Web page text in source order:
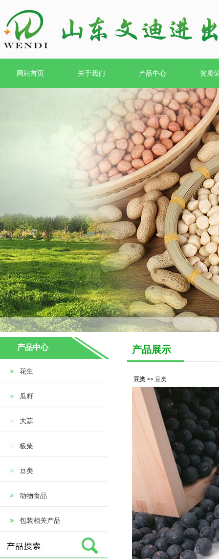
网站首页 关于我们 产品中心 资质
产品中心
花生
瓜籽
大蒜
板栗
豆类
动物食品
包装相关产品
产品展示
豆类 >> 豆类